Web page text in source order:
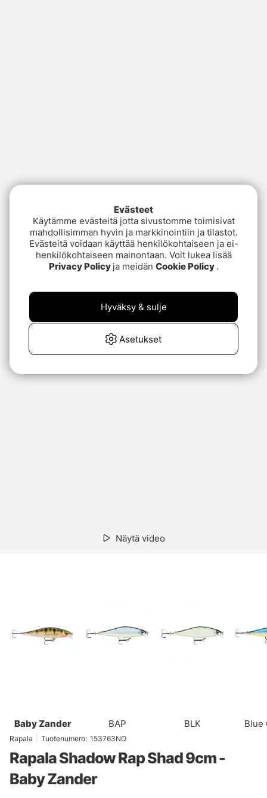
Näytä video
Baby Zander BAP BLK Blue
Rapala Tuotenumero: 153763NO
Rapala Shadow Rap Shad 9cm -
Baby Zander
Evästeet
Käytämme evästeitä jotta sivustomme toimisivat
mahdollisimman hyvin ja markkinointiin ja tilastot.
Evästeitä voidaan käyttää henkilökohtaiseen ja ei-
henkilökohtaiseen mainontaan. Voit lukea lisää
Privacy Policy ja meidän Cookie Policy .
Asetukset
Hyväksy & sulje